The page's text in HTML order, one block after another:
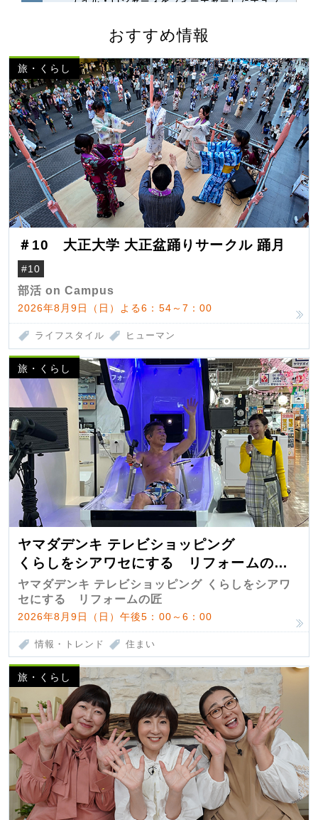
おすすめ情報
旅・くらし
＃10 大正大学 大正盆踊りサークル 踊月
#10
部活 on Campus
2026年8月9日（日）よる6：54～7：00
ライフスタイル ヒューマン
旅・くらし
ヤマダデンキ テレビショッピング
くらしをシアワセにする リフォームの
匠 第7弾
ヤマダデンキ テレビショッピング くらしをシアワ
セにする リフォームの匠
2026年8月9日（日）午後5：00～6：00
情報・トレンド 住まい
旅・くらし